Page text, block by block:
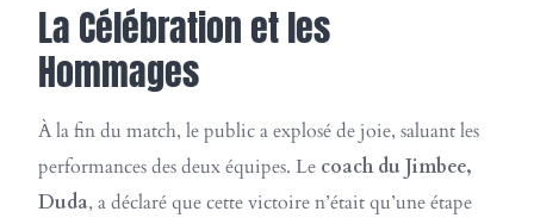
La Célébration et les
Hommages
À la fin du match, le public a explosé de joie, saluant les
performances des deux équipes. Le coach du Jimbee,
Duda, a déclaré que cette victoire n’était qu’une étape